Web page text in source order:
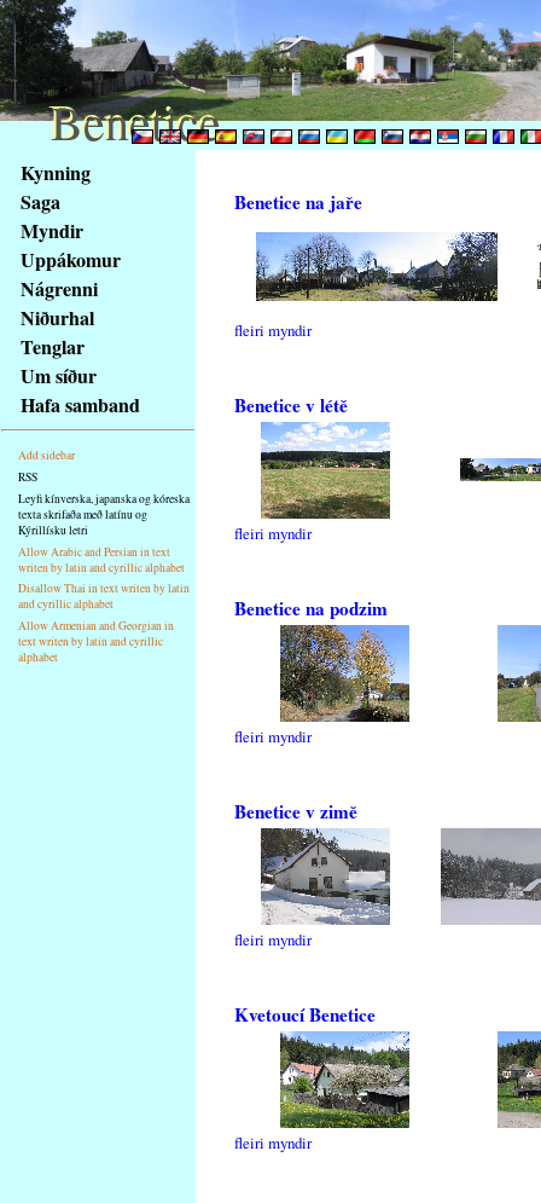
obsah
stránky
Klávesové
zkratky
tomto
webu
základní
Hlavní
strana
Kynning
Saga
Myndir
Uppákomur
Nágrenni
Niðurhal
Tenglar
Um síður
Hafa samband
Add sidebar
RSS
Leyfi kínverska, japanska og kóreska
texta skrifaða með latínu og
Kýrillísku letri
Allow Arabic and Persian in text
writen by latin and cyrillic alphabet
Disallow Thai in text writen by latin
and cyrillic alphabet
Allow Armenian and Georgian in
text writen by latin and cyrillic
alphabet
Benetice na jaře
fleiri myndir
Benetice v létě
fleiri myndir
Benetice na podzim
fleiri myndir
Benetice v zimě
fleiri myndir
Kvetoucí Benetice
fleiri myndir
Benetice
Benetice